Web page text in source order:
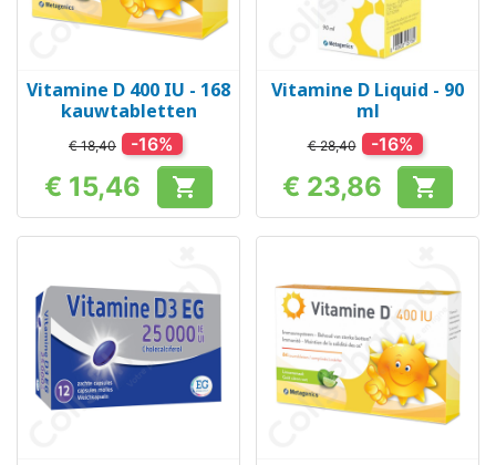
Vitamine D 400 IU - 168
kauwtabletten
€ 18,40 -16%
Prijs
€ 15,46 
Vitamine D Liquid - 90
ml
€ 28,40 -16%
Prijs
€ 23,86 